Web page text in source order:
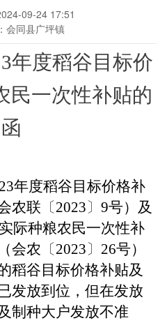
09-24 17:51
会同县广坪镇
年度稻谷目标价
民一次性补贴的
函
年度稻谷目标价格补
农联 〔2023〕 9号）及
际种粮农民一次性补
会农 〔2023〕 26号）
稻谷目标价格补贴及
发放到位，但在发放
制种大户发放不准